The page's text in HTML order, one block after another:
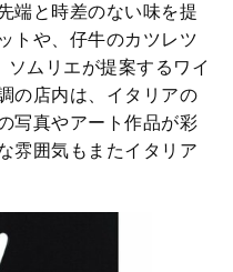
端と時差のない味を提
トや、仔牛のカツレツ
ソムリエが提案するワイ
の店内は、イタリアの
写真やアート作品が彩
雰囲気もまたイタリア